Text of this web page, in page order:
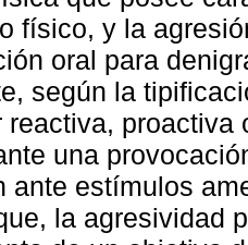
físico, y la
oral para
según la
reactiva,
una
ante estímulos
la agresividad